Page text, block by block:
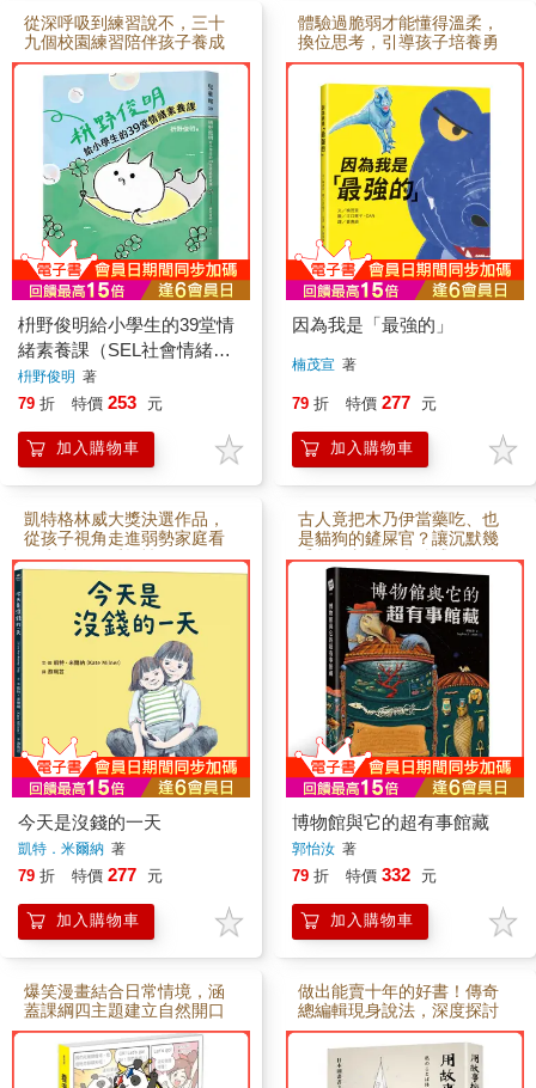
一場充滿驚奇的海洋大冒險
吧。2. 結合故事與知識的可
愛繪本透過貓王子的冒險旅
生物的樣貌和習性──從鯨魚
噴水的真正意涵、長相截然
不同的海豹親子，到深海裡
長相特殊的皇帶魚，符合SD
Gs目標「保育海洋生態」。
3. 專家審定，給孩子最正確
的海洋生態教育本書特別邀
請國立臺灣大學生態學與演
化生物學研究所助理教授林
大利老師，為本書進行專業
審定，讓孩子開心閱讀之
餘，也學習正確的海洋知
識！**適讀年齡：3～6歲文
也適合孩子自己練習閱讀。
從深呼吸到練習說不，三十
九個校園練習陪伴孩子養成
剛剛好的溫柔
枡野俊明給小學生的39堂情
緒素養課（SEL社會情緒學
習×品格教育）
枡野俊明 著
79 折 特價 253 元
加入購物車
體驗過脆弱才能懂得溫柔，
換位思考，引導孩子培養勇
氣與同理心
因為我是「最強的」
楠茂宣 著
79 折 特價 277 元
加入購物車
凱特格林威大獎決選作品，
從孩子視角走進弱勢家庭看
見生命的溫暖韌性
今天是沒錢的一天
凱特．米爾納 著
79 折 特價 277 元
加入購物車
古人竟把木乃伊當藥吃、也
是貓狗的鏟屎官？讓沉默幾
千年的文物用幽默感跟你聊
博物館與它的超有事館藏
郭怡汝 著
79 折 特價 332 元
加入購物車
爆笑漫畫結合日常情境，涵
蓋課綱四主題建立自然開口
說的直覺語感
做出能賣十年的好書！傳奇
總編輯現身說法，深度探討
兒童觀與出版之道